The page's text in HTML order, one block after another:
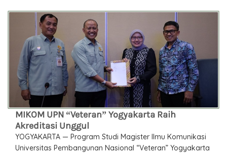
MIKOM UPN “Veteran” Yogyakarta Raih
Akreditasi Unggul
YOGYAKARTA — Program Studi Magister Ilmu Komunikasi
Universitas Pembangunan Nasional “Veteran” Yogyakarta